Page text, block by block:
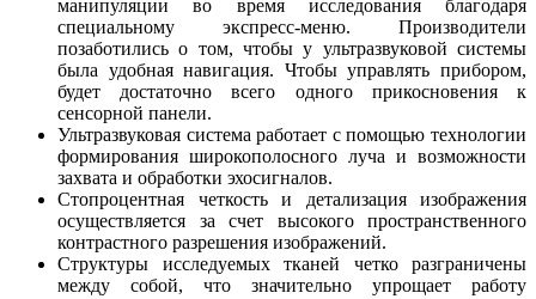
манипуляции во время исследования благодаря
специальному экспресс-меню. Производители
позаботились о том, чтобы у ультразвуковой системы
была удобная навигация. Чтобы управлять прибором,
будет достаточно всего одного прикосновения к
сенсорной панели.
Ультразвуковая система работает с помощью технологии
формирования широкополосного луча и возможности
захвата и обработки эхосигналов.
Стопроцентная четкость и детализация изображения
осуществляется за счет высокого пространственного
контрастного разрешения изображений.
Структуры исследуемых тканей четко разграничены
между собой, что значительно упрощает работу